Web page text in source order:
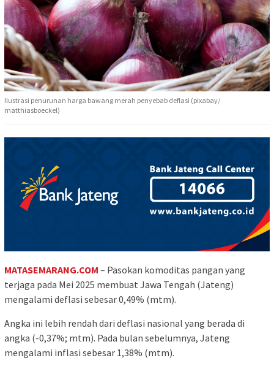
Ilustrasi penurunan harga bawang merah penyebab deflasi (pixabay/
matthiasboeckel)
MATASEMARANG.COM – Pasokan komoditas pangan yang
terjaga pada Mei 2025 membuat Jawa Tengah (Jateng)
mengalami deflasi sebesar 0,49% (mtm).
Angka ini lebih rendah dari deflasi nasional yang berada di
angka (-0,37%; mtm). Pada bulan sebelumnya, Jateng
mengalami inflasi sebesar 1,38% (mtm).